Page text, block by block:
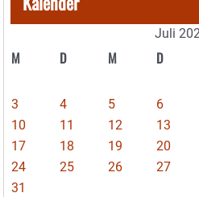
Juli
M D M D
3
4 5 6
10
11 12 13
17
18 19 20
24
25 26 27
31